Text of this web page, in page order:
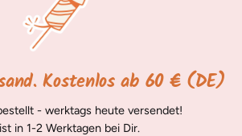
Kostenlos ab 60 € (DE)
- werktags heute versendet!
in 1-2 Werktagen bei Dir.